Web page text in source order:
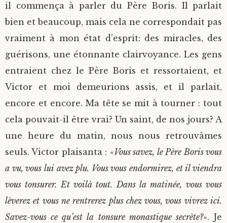
il commença à parler du Père Boris. Il parlait
bien et beaucoup, mais cela ne correspondait pas
vraiment à mon état d’esprit: des miracles, des
guérisons, une étonnante clairvoyance. Les gens
entraient chez le Père Boris et ressortaient, et
Victor et moi demeurions assis, et il parlait,
encore et encore. Ma tête se mit à tourner : tout
cela pouvait-il être vrai? Un saint, de nos jours? A
une heure du matin, nous nous retrouvâmes
seuls. Victor plaisanta : «Vous savez, le Père Boris vous
a vu, vous lui avez plu. Vous vous endormirez, et il viendra
vous tonsurer. Et voilà tout. Dans la matinée, vous vous
lèverez et vous ne rentrerez plus chez vous, vous vivrez ici.
Savez-vous ce qu’est la tonsure monastique secrète?». Je